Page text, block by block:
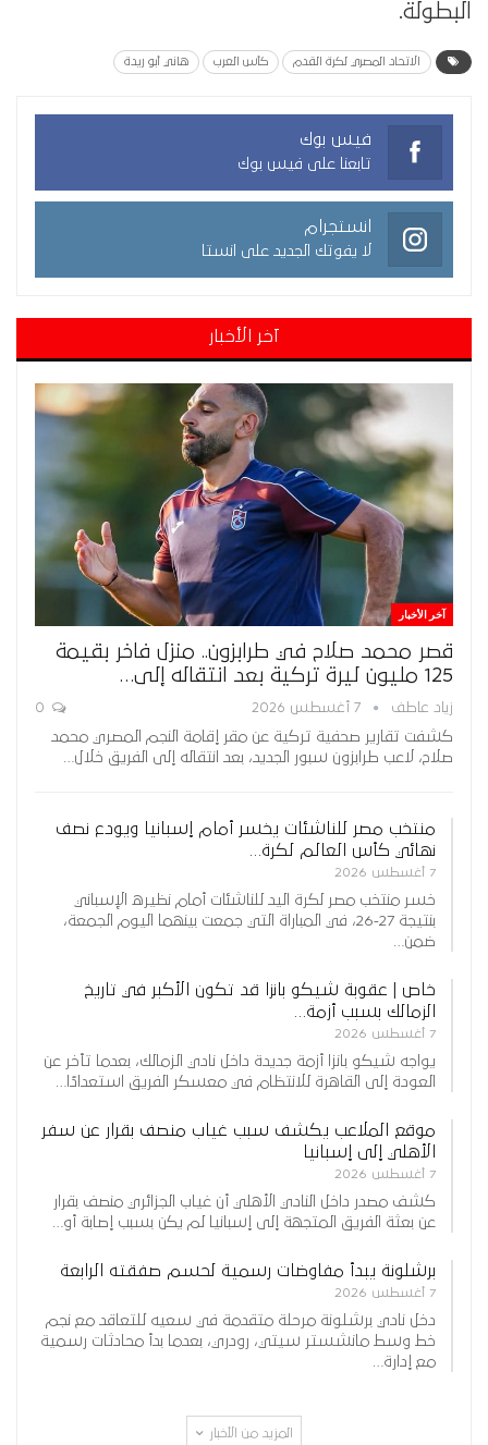
البطولة.
الاتحاد المصري لكرة القدم كأس العرب هاني أبو ريدة
فيس بوك
تابعنا على فيس بوك
انستجرام
لا يفوتك الجديد على انستا
آخر الأخبار
آخر الأخبار
قصر محمد صلاح في طرابزون.. منزل فاخر بقيمة
125 مليون ليرة تركية بعد انتقاله إلى…
زياد عاطف 7 أغسطس 2026
كشفت تقارير صحفية تركية عن مقر إقامة النجم المصري محمد
صلاح، لاعب طرابزون سبور الجديد، بعد انتقاله إلى الفريق خلال…
منتخب مصر للناشئات يخسر أمام إسبانيا ويودع نصف
نهائي كأس العالم لكرة…
7 أغسطس 2026
خسر منتخب مصر لكرة اليد للناشئات أمام نظيره الإسباني
بنتيجة 27-26، في المباراة التي جمعت بينهما اليوم الجمعة،
ضمن…
خاص | عقوبة شيكو بانزا قد تكون الأكبر في تاريخ
الزمالك بسبب أزمة…
7 أغسطس 2026
يواجه شيكو بانزا أزمة جديدة داخل نادي الزمالك، بعدما تأخر عن
العودة إلى القاهرة للانتظام في معسكر الفريق استعدادًا…
موقع الملاعب يكشف سبب غياب منصف بقرار عن سفر
الأهلي إلى إسبانيا
7 أغسطس 2026
كشف مصدر داخل النادي الأهلي أن غياب الجزائري منصف بقرار
عن بعثة الفريق المتجهة إلى إسبانيا لم يكن بسبب إصابة أو…
برشلونة يبدأ مفاوضات رسمية لحسم صفقته الرابعة
7 أغسطس 2026
دخل نادي برشلونة مرحلة متقدمة في سعيه للتعاقد مع نجم
خط وسط مانشستر سيتي، رودري، بعدما بدأ محادثات رسمية
مع إدارة…
المزيد من الأخبار